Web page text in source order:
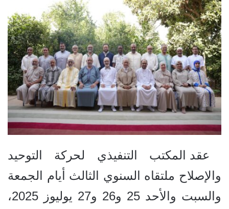
عقد المكتب التنفيذي لحركة التوحيد
والإصلاح ملتقاه السنوي الثالث أيام الجمعة
والسبت والأحد 25 و26 و27 يوليوز 2025،